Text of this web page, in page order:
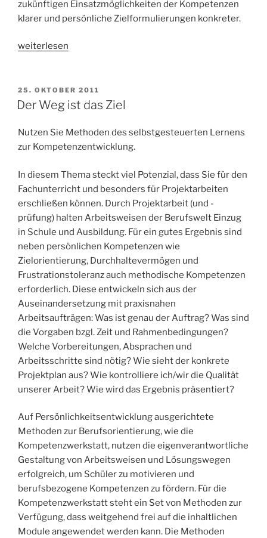
zukünftigen Einsatzmöglichkeiten der Kompetenzen
klarer und persönliche Zielformulierungen konkreter.
„Die
weiterlesen
VERÖFFENTLICHT
AM
25. OKTOBER 2011
Der Weg ist das Ziel
Nutzen Sie Methoden des selbstgesteuerten Lernens
zur Kompetenzentwicklung.
In diesem Thema steckt viel Potenzial, dass Sie für den
Fachunterricht und besonders für Projektarbeiten
erschließen können. Durch Projektarbeit (und -
prüfung) halten Arbeitsweisen der Berufswelt Einzug
in Schule und Ausbildung. Für ein gutes Ergebnis sind
neben persönlichen Kompetenzen wie
Zielorientierung, Durchhaltevermögen und
Frustrationstoleranz auch methodische Kompetenzen
erforderlich. Diese entwickeln sich aus der
Auseinandersetzung mit praxisnahen
Arbeitsaufträgen: Was ist genau der Auftrag? Was sind
die Vorgaben bzgl. Zeit und Rahmenbedingungen?
Welche Vorbereitungen, Absprachen und
Arbeitsschritte sind nötig? Wie sieht der konkrete
Projektplan aus? Wie kontrolliere ich/wir die Qualität
unserer Arbeit? Wie wird das Ergebnis präsentiert?
Auf Persönlichkeitsentwicklung ausgerichtete
Methoden zur Berufsorientierung, wie die
Kompetenzwerkstatt, nutzen die eigenverantwortliche
Gestaltung von Arbeitsweisen und Lösungswegen
erfolgreich, um Schüler zu motivieren und
berufsbezogene Kompetenzen zu fördern. Für die
Kompetenzwerkstatt steht ein Set von Methoden zur
Verfügung, dass weitgehend frei auf die inhaltlichen
Module angewendet werden kann. Die Methoden